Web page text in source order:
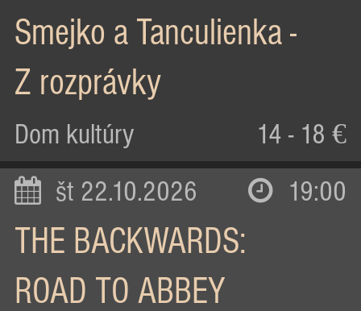
Smejko a Tanculienka -
Z rozprávky
Dom kultúry 14 - 18 €
št 22.10.2026 19:00
THE BACKWARDS:
ROAD TO ABBEY